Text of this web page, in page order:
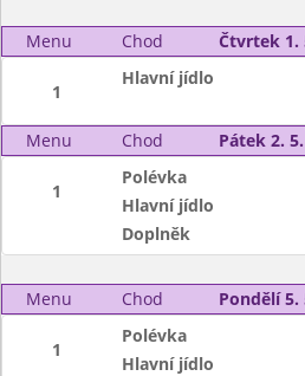
Menu Chod Čtvrtek 1.
1
Hlavní jídlo
Menu Chod Pátek 2.
1
Polévka
Hlavní jídlo
Doplněk
Menu Chod Pondělí 5.
1
Polévka
Hlavní jídlo